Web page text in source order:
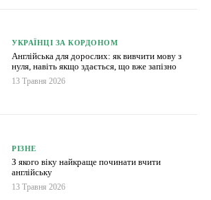
УКРАЇНЦІ ЗА КОРДОНОМ
Англійська для дорослих: як вивчити мову з
нуля, навіть якщо здається, що вже запізно
13 Травня 2026
РІЗНЕ
З якого віку найкраще починати вчити
англійську
13 Травня 2026